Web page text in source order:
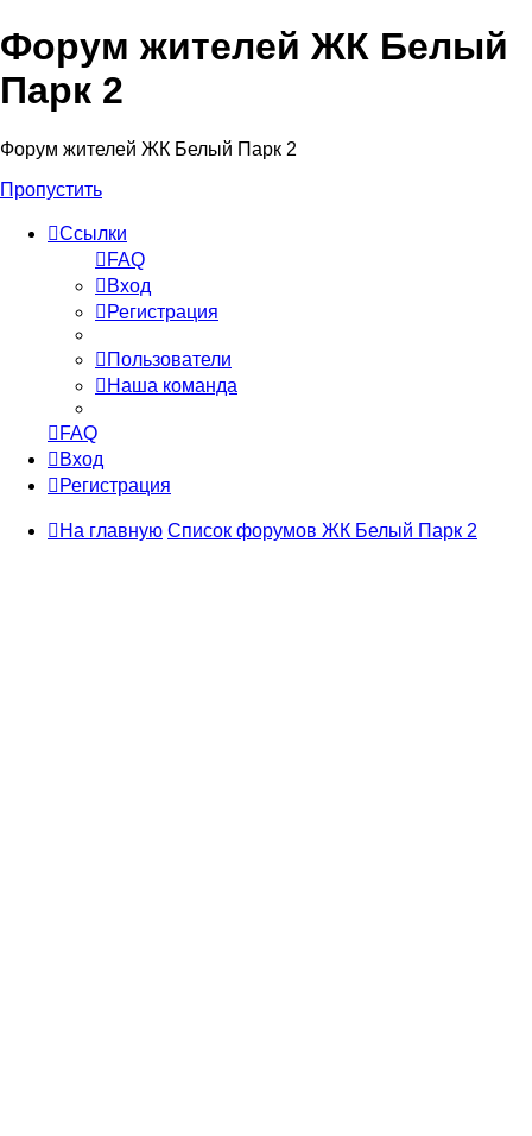
Форум жителей ЖК Белый
Парк 2
Форум жителей ЖК Белый Парк 2
Пропустить
Ссылки
FAQ
Вход
Регистрация
Пользователи
Наша команда
FAQ
Вход
Регистрация
На главную Список форумов ЖК Белый Парк 2